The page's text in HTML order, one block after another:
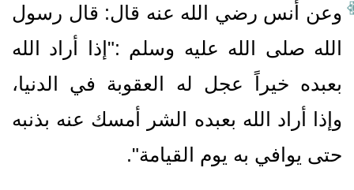
وعن أنس رضي الله عنه قال‏:‏ قال رسول
الله صلى الله عليه وسلم ‏:‏‏"‏إذا أراد الله
بعبده خيراً عجل له العقوبة في الدنيا،
وإذا أراد الله بعبده الشر أمسك عنه بذنبه
حتى يوافي به يوم القيامة‏"‏‏.‏